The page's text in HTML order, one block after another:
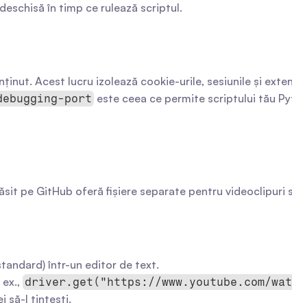
în timp ce rulează scriptul.
Acest lucru izolează cookie-urile, sesiunile și
port este ceea ce permite scriptului tău
pe GitHub oferă fișiere separate pentru videoclipuri
într-un editor de text.
driver.get("https://www.youtube.com/
să-l țintești.